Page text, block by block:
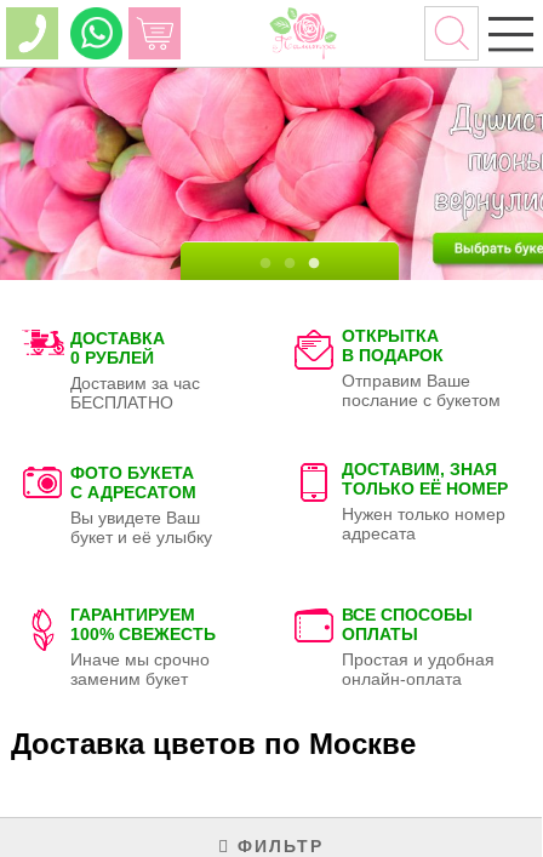
ДОСТАВКА
0 РУБЛЕЙ
Доставим за час
БЕСПЛАТНО
ОТКРЫТКА
В ПОДАРОК
Отправим Ваше
послание с букетом
ФОТО БУКЕТА
С АДРЕСАТОМ
Вы увидете Ваш
букет и её улыбку
ДОСТАВИМ, ЗНАЯ
ТОЛЬКО ЕЁ НОМЕР
Нужен только номер
адресата
ГАРАНТИРУЕМ
100% СВЕЖЕСТЬ
Иначе мы срочно
заменим букет
ВСЕ СПОСОБЫ
ОПЛАТЫ
Простая и удобная
онлайн-оплата
Доставка цветов по Москве
ФИЛЬТР